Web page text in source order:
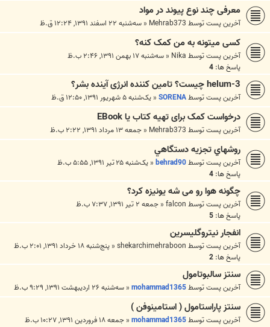
معرفی چند نوع پیوند در مواد
آخرین پست توسطMehrab373
« سه‌شنبه ۲۲ اسفند ۱۳۹۱, ۱۲:۲۴ ق.ظ
کسی میتونه به من کمک کنه؟
آخرین پست توسطNika
« سه‌شنبه ۱۷ بهمن ۱۳۹۱, ۲:۴۶ ب.ظ
پاسخ ها: 4
helum-3 چیست؟ تامین کننده انرژی آینده بشر؟
آخرین پست توسطSORENA
« یک‌شنبه ۵ شهریور ۱۳۹۱, ۱۲:۵۰ ق.ظ
درخواست کمک برای تهیه کتاب یا EBook
آخرین پست توسطMehrab373
« جمعه ۱۳ مرداد ۱۳۹۱, ۲:۲۲ ب.ظ
روشهاي تجزيه دستگاهي
آخرین پست توسطbehrad90
« یک‌شنبه ۲۵ تیر ۱۳۹۱, ۵:۵۵ ب.ظ
پاسخ ها: 4
چگونه هوا رو می شه یونیزه کرد؟
آخرین پست توسطfalcon
« جمعه ۲ تیر ۱۳۹۱, ۷:۳۷ ب.ظ
پاسخ ها: 5
انفجار نیتروگلیسرین
آخرین پست توسطshekarchimehraboon
« پنج‌شنبه ۱۸ خرداد ۱۳۹۱, ۲:۰۱ ب.ظ
پاسخ ها: 2
سنتز سالبوتامول
آخرین پست توسطmohammad1365
« سه‌شنبه ۲۶ اردیبهشت ۱۳۹۱, ۹:۲۹ ب.ظ
سنتز پاراستامول ( استامینوفن )
آخرین پست توسطmohammad1365
« جمعه ۱۸ فروردین ۱۳۹۱, ۱۰:۲۷ ب.ظ